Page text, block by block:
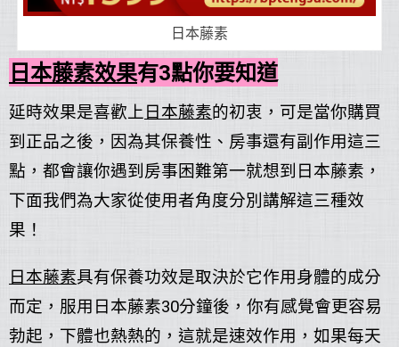
日本藤素
日本藤素效果有3點你要知道
延時效果是喜歡上 日本藤素的初衷，可是當你購買
到正品之後，因為其保養性、房事還有副作用這三
點，都會讓你遇到房事困難第一就想到日本藤素，
下面我們為大家從使用者角度分別講解這三種效
果！
日本藤素具有保養功效是取決於它作用身體的成分
而定，服用日本藤素30分鐘後，你有感覺會更容易
勃起，下體也熱熱的，這就是速效作用，如果每天